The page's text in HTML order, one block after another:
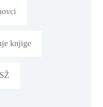
knjige